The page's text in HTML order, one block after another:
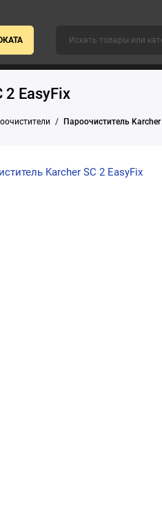
2 EasyFix
Пароочиститель Karcher